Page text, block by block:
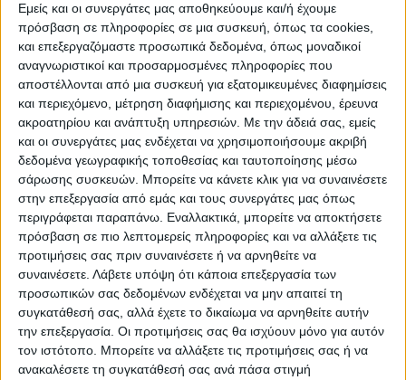
Εμείς και οι συνεργάτες μας αποθηκεύουμε και/ή έχουμε
πρόσβαση σε πληροφορίες σε μια συσκευή, όπως τα cookies,
και επεξεργαζόμαστε προσωπικά δεδομένα, όπως μοναδικοί
αναγνωριστικοί και προσαρμοσμένες πληροφορίες που
αποστέλλονται από μια συσκευή για εξατομικευμένες διαφημίσεις
και περιεχόμενο, μέτρηση διαφήμισης και περιεχομένου, έρευνα
ακροατηρίου και ανάπτυξη υπηρεσιών. Με την άδειά σας, εμείς
και οι συνεργάτες μας ενδέχεται να χρησιμοποιήσουμε ακριβή
δεδομένα γεωγραφικής τοποθεσίας και ταυτοποίησης μέσω
σάρωσης συσκευών. Μπορείτε να κάνετε κλικ για να συναινέσετε
στην επεξεργασία από εμάς και τους συνεργάτες μας όπως
περιγράφεται παραπάνω. Εναλλακτικά, μπορείτε να αποκτήσετε
πρόσβαση σε πιο λεπτομερείς πληροφορίες και να αλλάξετε τις
προτιμήσεις σας πριν συναινέσετε ή να αρνηθείτε να
συναινέσετε. Λάβετε υπόψη ότι κάποια επεξεργασία των
προσωπικών σας δεδομένων ενδέχεται να μην απαιτεί τη
συγκατάθεσή σας, αλλά έχετε το δικαίωμα να αρνηθείτε αυτήν
την επεξεργασία. Οι προτιμήσεις σας θα ισχύουν μόνο για αυτόν
τον ιστότοπο. Μπορείτε να αλλάξετε τις προτιμήσεις σας ή να
ανακαλέσετε τη συγκατάθεσή σας ανά πάσα στιγμή
Ειδικότερα θα δούμε:
• Το δίδυμο των Dj BOOKER + MC YINKA με
τεράστια Μουσική Ιστορία – στη χώρα μας –
που έχουν ετοιμάσει ένα set list που θα μας
βάλει στην Αμερικάνικη επιρροή και τους
στίχους από το Bronx έως τις παραλίες της
Καλιφόρνια.
Αναλυτικότερα στην εφημερίδα Νέος Αγών
Τελευταίες Ειδήσεις Σήμερα